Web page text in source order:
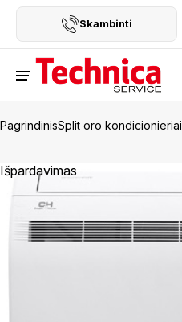
Skambinti
PagrindinisSplit oro kondicionieriai
Išpardavimas